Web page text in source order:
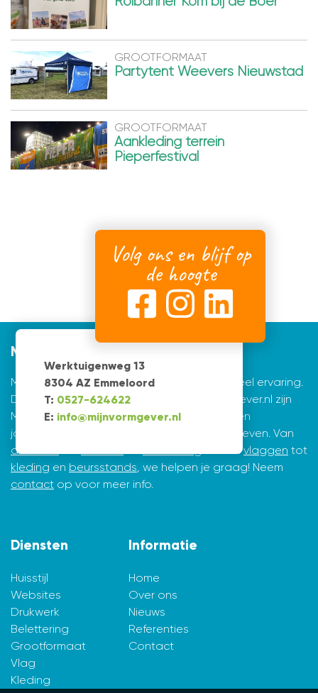
GROOTFORMAAT
Partytent Weevers Nieuwstad
GROOTFORMAAT
Aankleding terrein
Pieperfestival
Werktuigenweg 13
8304 AZ Emmeloord
T: 0527-624622
E: info@mijnvormgever.nl
Volg ons en blijf op
de hoogte
Mijnvormgever
Mijnvormgever.nl: een grafisch bedrijf met veel ervaring.
De creatieve ontwerpers achter Mijnvormgever.nl zijn
Marius de Vries en Erik Tijsma. Beiden hebben
jarenlange ervaring in ontwerpen en vormgeven. Van
drukwerk
en vanvlaggen tot
kleding en beursstands, we helpen je graag! Neem
contact op voor meer info.
Diensten
Huisstijl
Websites
Drukwerk
Belettering
Grootformaat
Vlag
Kleding
Informatie
Home
Over ons
Nieuws
Referenties
Contact